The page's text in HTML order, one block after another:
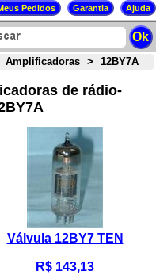
Amplificadoras > 12BY7A
de rádio-
Válvula 12BY7 TEN
R$ 143,13